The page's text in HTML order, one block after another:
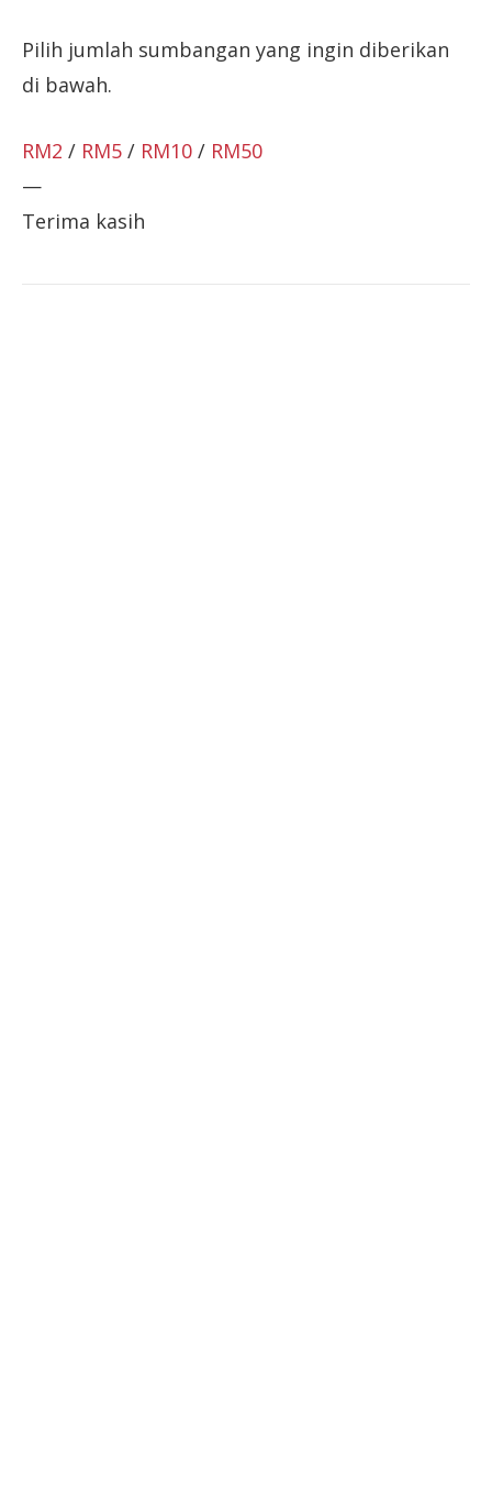
Pilih jumlah sumbangan yang ingin diberikan
di bawah.
RM2 / RM5 / RM10 / RM50
—
Terima kasih